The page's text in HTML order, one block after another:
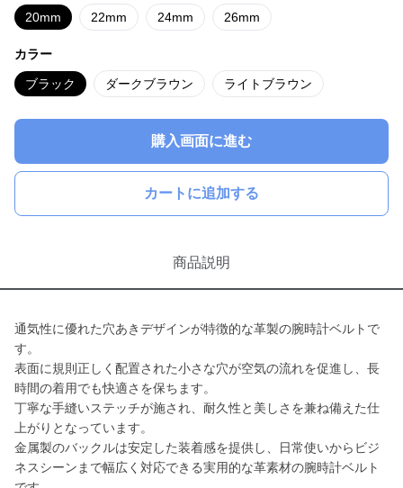
20mm 22mm 24mm 26mm
カラー
ブラック ダークブラウン ライトブラウン
購入画面に進む
カートに追加する
商品説明
通気性に優れた穴あきデザインが特徴的な革製の腕時計ベルトで
す。
表面に規則正しく配置された小さな穴が空気の流れを促進し、長
時間の着用でも快適さを保ちます。
丁寧な手縫いステッチが施され、耐久性と美しさを兼ね備えた仕
上がりとなっています。
金属製のバックルは安定した装着感を提供し、日常使いからビジ
ネスシーンまで幅広く対応できる実用的な革素材の腕時計ベルト